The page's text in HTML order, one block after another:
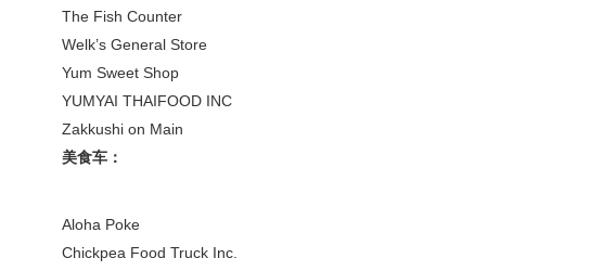
The Fish Counter
Welk’s General Store
Yum Sweet Shop
YUMYAI THAIFOOD INC
Zakkushi on Main
美食车：
Aloha Poke
Chickpea Food Truck Inc.